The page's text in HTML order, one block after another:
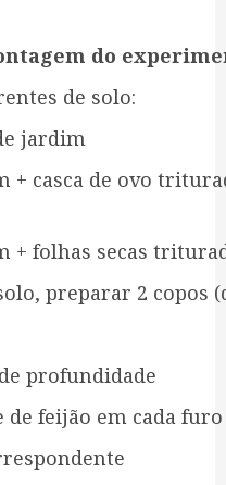
do
de solo:
jardim
+ casca de ovo
+ folhas secas
preparar 2
profundidade
de feijão em cada furo